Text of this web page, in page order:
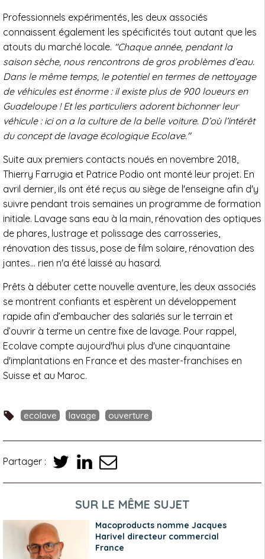
Professionnels expérimentés, les deux associés
connaissent également les spécificités tout autant que les
atouts du marché locale. "Chaque année, pendant la
saison sèche, nous rencontrons de gros problèmes d’eau.
Dans le même temps, le potentiel en termes de nettoyage
de véhicules est énorme : il existe plus de 900 loueurs en
Guadeloupe ! Et les particuliers adorent bichonner leur
véhicule : ici on a la culture de la belle voiture. D’où l’intérêt
du concept de lavage écologique Ecolave."
Suite aux premiers contacts noués en novembre 2018,
Thierry Farrugia et Patrice Podio ont monté leur projet. En
avril dernier, ils ont été reçus au siège de l'enseigne afin d'y
suivre pendant trois semaines un programme de formation
initiale. Lavage sans eau à la main, rénovation des optiques
de phares, lustrage et polissage des carrosseries,
rénovation des tissus, pose de film solaire, rénovation des
jantes… rien n'a été laissé au hasard.
Prêts à débuter cette nouvelle aventure, les deux associés
se montrent confiants et espèrent un développement
rapide afin d’embaucher des salariés sur le terrain et
d’ouvrir à terme un centre fixe de lavage. Pour rappel,
Ecolave compte aujourd'hui plus d'une cinquantaine
d'implantations en France et des master-franchises en
Suisse et au Maroc.
ecolave lavage ouverture
Partager :
SUR LE MÊME SUJET
Macoproducts nomme Jacques
Harivel directeur commercial
France